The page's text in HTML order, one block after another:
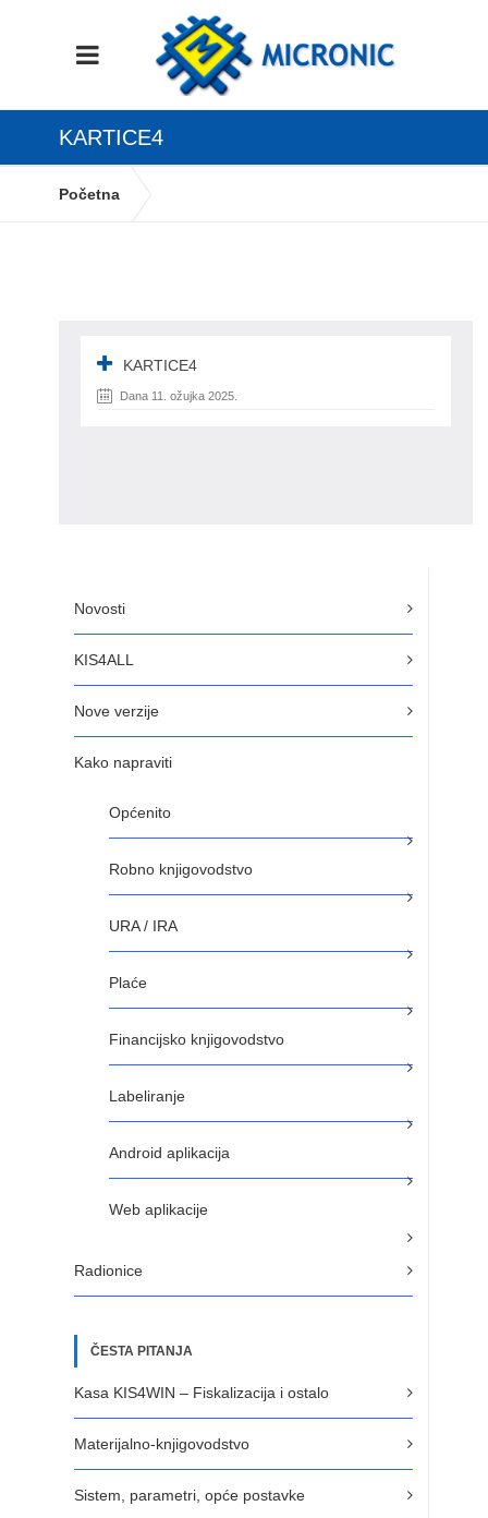
KARTICE4
Početna
Novosti
KIS4ALL
Nove verzije
Kako napraviti
Općenito
Robno knjigovodstvo
URA / IRA
Plaće
Financijsko knjigovodstvo
Labeliranje
Android aplikacija
Web aplikacije
Radionice
ČESTA PITANJA
Kasa KIS4WIN – Fiskalizacija i ostalo
Materijalno-knjigovodstvo
Sistem, parametri, opće postavke
KARTICE4
Dana 11. ožujka 2025.